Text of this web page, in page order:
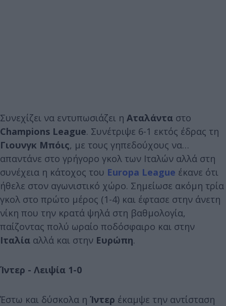
Συνεχίζει να εντυπωσιάζει η Αταλάντα στο
Champions League. Συνέτριψε 6-1 εκτός έδρας τη
Γιουνγκ Μπόις, με τους γηπεδούχους να…
απαντάνε στο γρήγορο γκολ των Ιταλών αλλά στη
συνέχεια η κάτοχος του Europa League έκανε ότι
ήθελε στον αγωνιστικό χώρο. Σημείωσε ακόμη τρία
γκολ στο πρώτο μέρος (1-4) και έφτασε στην άνετη
νίκη που την κρατά ψηλά στη βαθμολογία,
παίζοντας πολύ ωραίο ποδόσφαιρο και στην
Ιταλία αλλά και στην Ευρώπη.
Ίντερ - Λειψία 1-0
Έστω και δύσκολα η Ίντερ έκαμψε την αντίσταση